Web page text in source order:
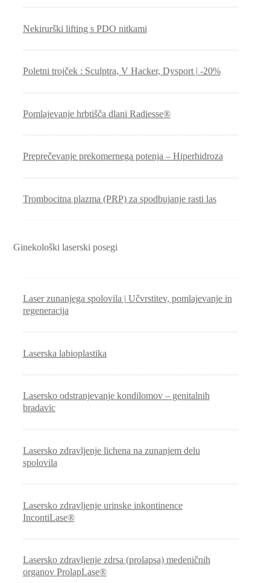
Nekirurški lifting s PDO nitkami
Poletni trojček : Sculptra, V Hacker, Dysport | -20%
Pomlajevanje hrbtišča dlani Radiesse®
Preprečevanje prekomernega potenja – Hiperhidroza
Trombocitna plazma (PRP) za spodbujanje rasti las
Ginekološki laserski posegi
Laser zunanjega spolovila | Učvrstitev, pomlajevanje in
regeneracija
Laserska labioplastika
Lasersko odstranjevanje kondilomov – genitalnih
bradavic
Lasersko zdravljenje lichena na zunanjem delu
spolovila
Lasersko zdravljenje urinske inkontinence
IncontiLase®
Lasersko zdravljenje zdrsa (prolapsa) medeničnih
organov ProlapLase®